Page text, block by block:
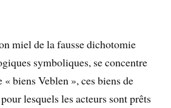
miel de la fausse dichotomie
symboliques, se concentre
biens Veblen », ces biens de
lesquels les acteurs sont prêts